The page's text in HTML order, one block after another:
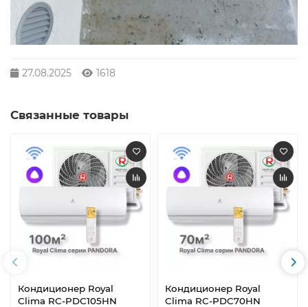
27.08.2025 1618
Связанные товары
Кондиционер Royal
Clima RC-PDC105HN
Кондиционер Royal
Clima RC-PDC70HN